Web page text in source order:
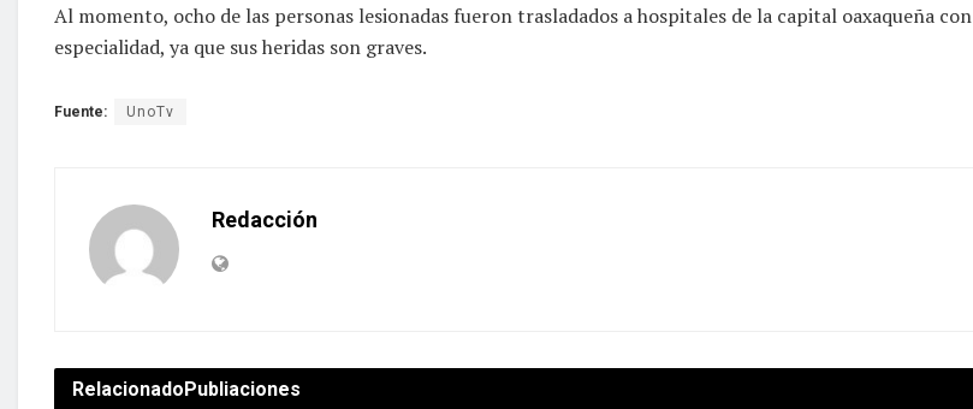
Al momento, ocho de las personas lesionadas fueron trasladados a hospitales de la capital oaxaqueña con
especialidad, ya que sus heridas son graves.
Fuente: UnoTv
Redacción
RelacionadoPubliaciones